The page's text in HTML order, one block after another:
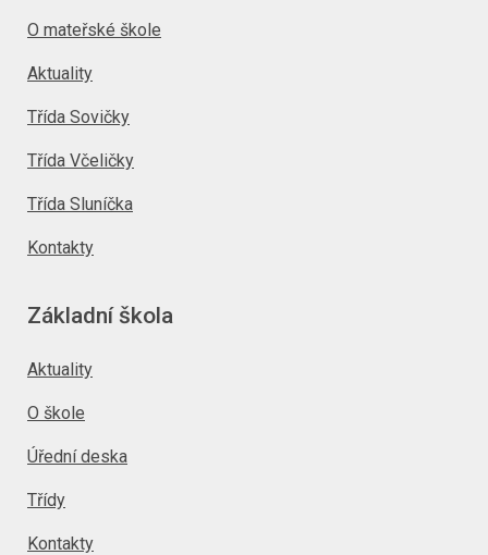
O mateřské škole
Aktuality
Třída Sovičky
Třída Včeličky
Třída Sluníčka
Kontakty
Základní škola
Aktuality
O škole
Úřední deska
Třídy
Kontakty